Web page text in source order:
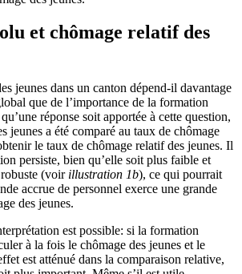
et chômage relatif des
jeunes dans un canton dépend-il davantage
que de l’importance de la formation
réponse soit apportée à cette question,
jeunes a été comparé au taux de chômage
le taux de chômage relatif des jeunes. Il
persiste, bien qu’elle soit plus faible et
(voir illustration 1b), ce qui pourrait
accrue de personnel exerce une grande
des jeunes.
est possible: si la formation
à la fois le chômage des jeunes et le
est atténué dans la comparaison relative,